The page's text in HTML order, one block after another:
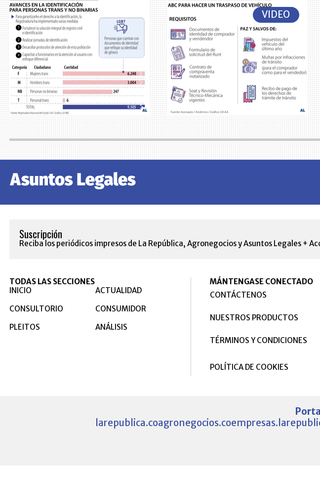
VIDEO
Suscripción
Reciba los periódicos impresos de La República, Agronegocios y Asuntos Legales +
TODAS LAS SECCIONES
INICIO
ACTUALIDAD
CONSULTORIO
CONSUMIDOR
PLEITOS
ANÁLISIS
MÁNTENGASE CONECTADO
CONTÁCTENOS
NUESTROS PRODUCTOS
TÉRMINOS Y CONDICIONES
POLÍTICA DE COOKIES
larepublica.coagronegocios.co